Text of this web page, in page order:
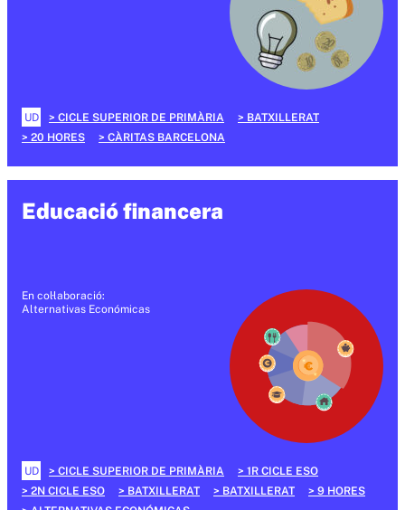
UD CICLE SUPERIOR DE PRIMÀRIA
BATXILLERAT
20 HORES
CÀRITAS BARCELONA
Educació financera
En col·laboració:
Alternativas Económicas
UD CICLE SUPERIOR DE PRIMÀRIA
1R CICLE ESO
2N CICLE ESO
BATXILLERAT BATXILLERAT
9 HORES